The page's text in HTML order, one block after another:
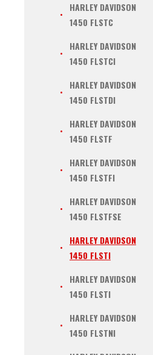
HARLEY DAVIDSON
1450 FLSTC
HARLEY DAVIDSON
1450 FLSTCI
HARLEY DAVIDSON
1450 FLSTDI
HARLEY DAVIDSON
1450 FLSTF
HARLEY DAVIDSON
1450 FLSTFI
HARLEY DAVIDSON
1450 FLSTFSE
HARLEY DAVIDSON
1450 FLSTI
HARLEY DAVIDSON
1450 FLSTI
HARLEY DAVIDSON
1450 FLSTNI